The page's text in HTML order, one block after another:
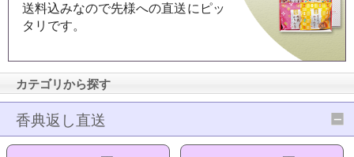
初盆 お返し 40%OFF
お値引き 送料無料 カタログ
価格で探す
送料込みなので先様への直送にピッ
タリです。
カテゴリから探す
香典返し直送